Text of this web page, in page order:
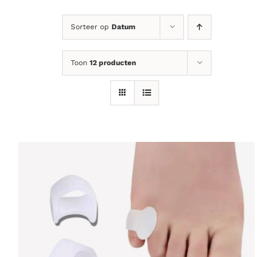
Sorteer op Datum
Toon 12 producten